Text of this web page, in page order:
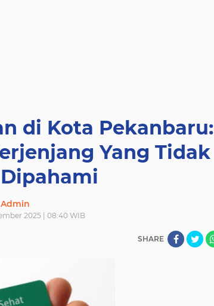
di Kota Pekanbaru:
Yang Tidak
Admin
2025 | 08:40 WIB
SHARE